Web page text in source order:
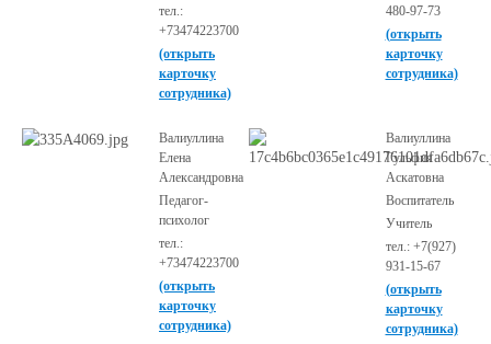
тел.:
+73474223700
(открыть
карточку
сотрудника)
480-97-73
(открыть
карточку
сотрудника)
Валиуллина
Елена
Александровна
Педагог-
психолог
тел.:
+73474223700
(открыть
карточку
сотрудника)
Валиуллина
Гульфия
Аскатовна
Воспитатель
Учитель
тел.: +7(927)
931-15-67
(открыть
карточку
сотрудника)